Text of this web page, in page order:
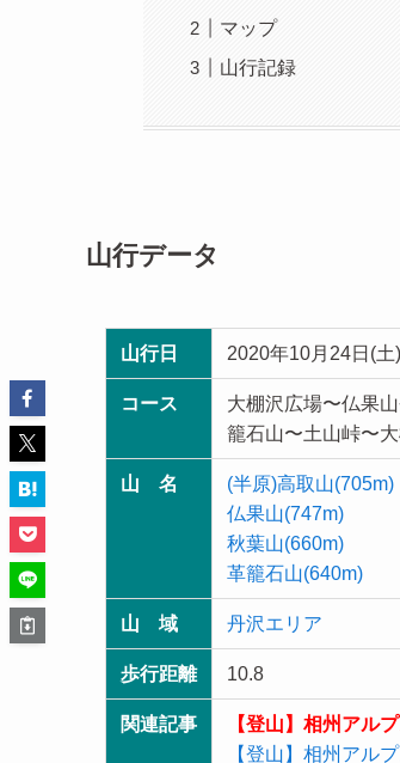
マップ
山行記録
山行データ
山行日 2020年10月24日(土)
コース
大棚沢広場〜仏果
籠石山〜土山峠〜
山 名
(半原)高取山(705m)
仏果山(747m)
秋葉山(660m)
革籠石山(640m)
山 域 丹沢エリア
歩行距離 10.8
関連記事
【登山】相州アル
【登山】相州アル